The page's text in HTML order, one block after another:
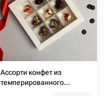
Ассорти конфет из
темперированного